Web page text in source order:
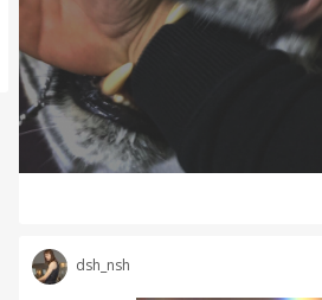
dsh_nsh